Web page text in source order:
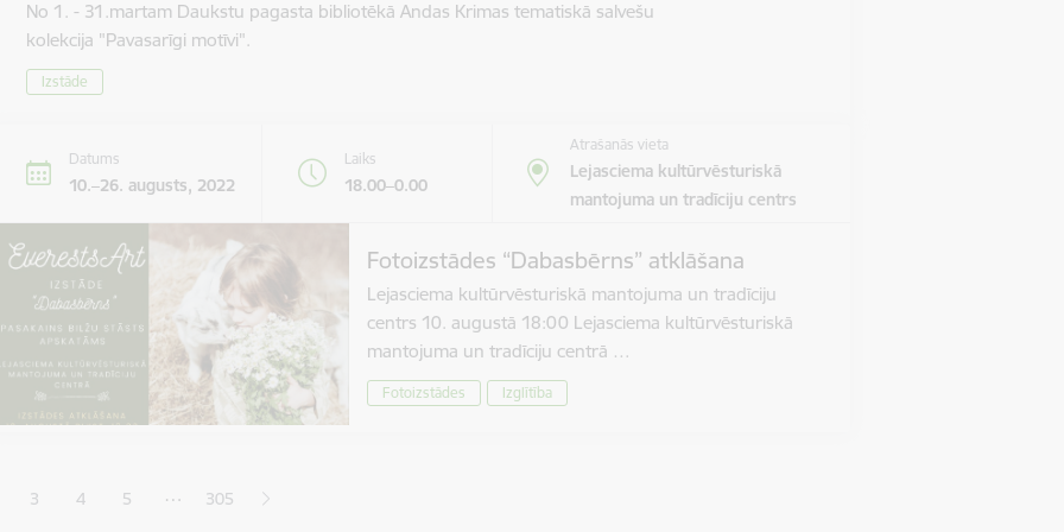
No 1. - 31.martam Daukstu pagasta bibliotēkā Andas Krimas tematiskā salvešu
kolekcija "Pavasarīgi motīvi".
Izstāde
Datums
10.–26. augusts, 2022
Laiks
18.00–0.00
Atrašanās vieta
Lejasciema kultūrvēsturiskā
mantojuma un tradīciju centrs
Fotoizstādes “Dabasbērns” atklāšana
Lejasciema kultūrvēsturiskā mantojuma un tradīciju
centrs 10. augustā 18:00 Lejasciema kultūrvēsturiskā
mantojuma un tradīciju centrā …
Fotoizstādes Izglītība
lapaLapa
3 Lapa
4 Lapa
5 … 305